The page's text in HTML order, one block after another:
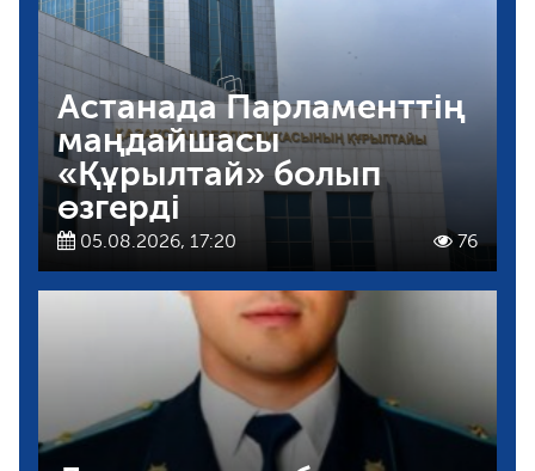
Астанада Парламенттің
маңдайшасы
«Құрылтай» болып
өзгерді
05.08.2026, 17:20 76